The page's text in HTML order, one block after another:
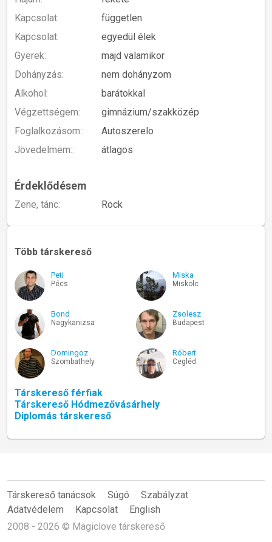
Kapcsolat:
független
Kapcsolat:
egyedül élek
Gyerek:
majd valamikor
Dohányzás:
nem dohányzom
Alkohol:
barátokkal
Végzettségem:
gimnázium/szakközép
Foglalkozásom::
Autoszerelo
Jövedelmem::
átlagos
Érdeklődésem
Zene, tánc: Rock
Több társkereső
Peti
Pécs
Miska
Miskolc
Bond
Nagykanizsa
Zsolesz
Budapest
Domingoz
Szombathely
Róbert
Cegléd
Társkereső férfiak
Társkereső Hódmezővásárhely
Diplomás társkereső
Társkereső tanácsok Súgó
Szabályzat
Adatvédelem
Kapcsolat
English
2008 - 2026 © Magiclove társkereső